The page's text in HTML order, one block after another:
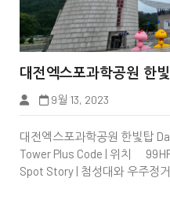


대전엑스포과학공원 한
9월 13, 2023
대전엑스포과학공원 한빛탑
Tower Plus Code | 위치
Spot Story | 첨성대와 우주정
태안여행